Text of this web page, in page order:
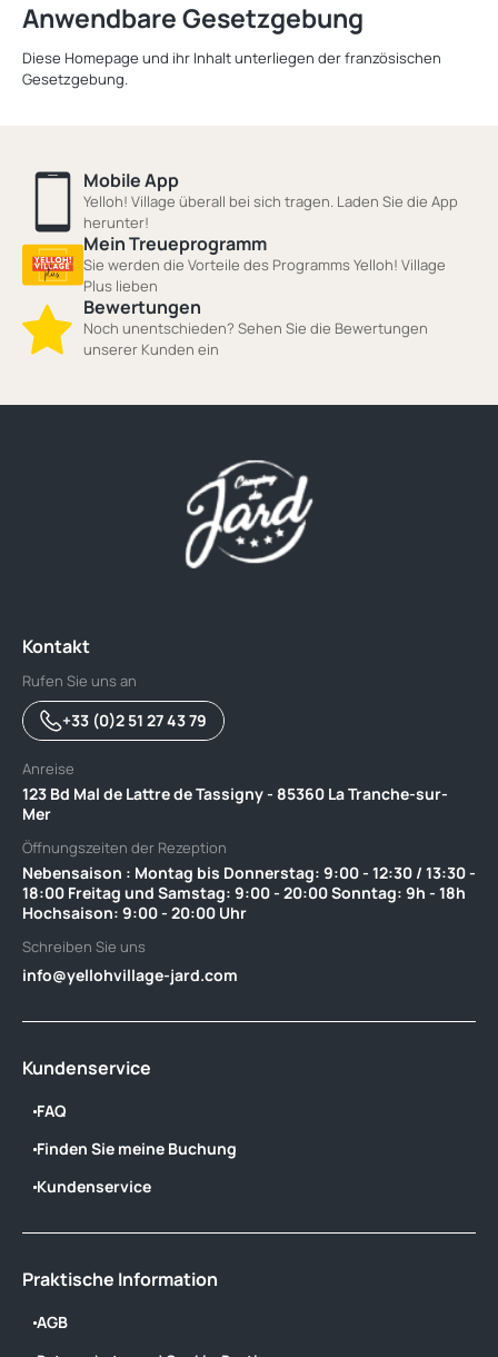
Anwendbare Gesetzgebung
Diese Homepage und ihr Inhalt unterliegen der französischen
Gesetzgebung.
Mobile App
Yelloh! Village überall bei sich tragen. Laden Sie die App
herunter!
Mein Treueprogramm
Sie werden die Vorteile des Programms Yelloh! Village
Plus lieben
Bewertungen
Noch unentschieden? Sehen Sie die Bewertungen
unserer Kunden ein
Kontakt
Rufen Sie uns an
+33 (0)2 51 27 43 79
Anreise
123 Bd Mal de Lattre de Tassigny - 85360 La Tranche-sur-
Mer
Öffnungszeiten der Rezeption
Nebensaison : Montag bis Donnerstag: 9:00 - 12:30 / 13:30 -
18:00 Freitag und Samstag: 9:00 - 20:00 Sonntag: 9h - 18h
Hochsaison: 9:00 - 20:00 Uhr
Schreiben Sie uns
info@yellohvillage-jard.com
Kundenservice
FAQ
Finden Sie meine Buchung
Kundenservice
Praktische Information
AGB